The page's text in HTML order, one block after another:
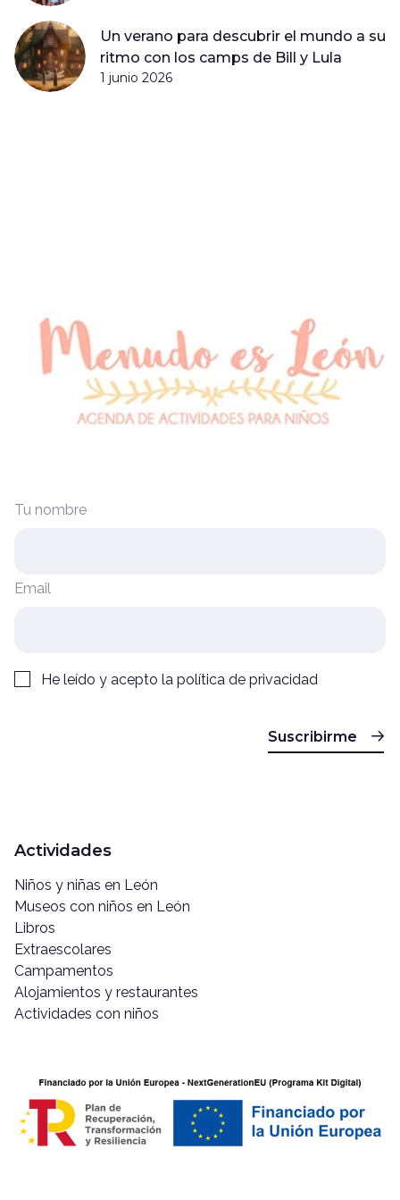
Un verano para descubrir el mundo a su
ritmo con los camps de Bill y Lula
1 junio 2026
Tu nombre
Email
He leído y acepto la política de privacidad
Suscribirme
Actividades
Niños y niñas en León
Museos con niños en León
Libros
Extraescolares
Campamentos
Alojamientos y restaurantes
Actividades con niños